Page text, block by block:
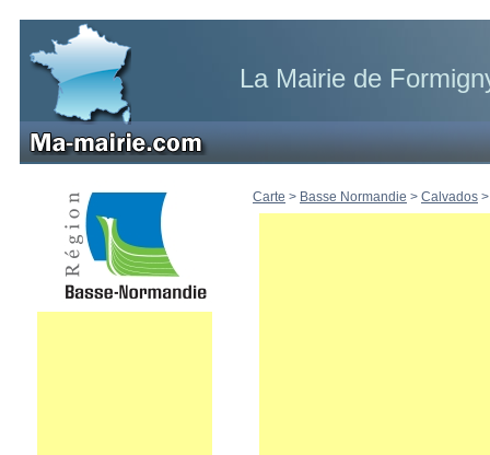
La Mairie de
Carte > Basse Normandie > Calvados